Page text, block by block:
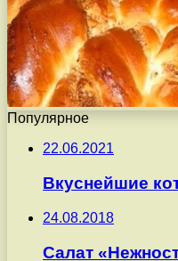
Популярное
22.06.2021
Вкуснейшие
24.08.2018
Салат